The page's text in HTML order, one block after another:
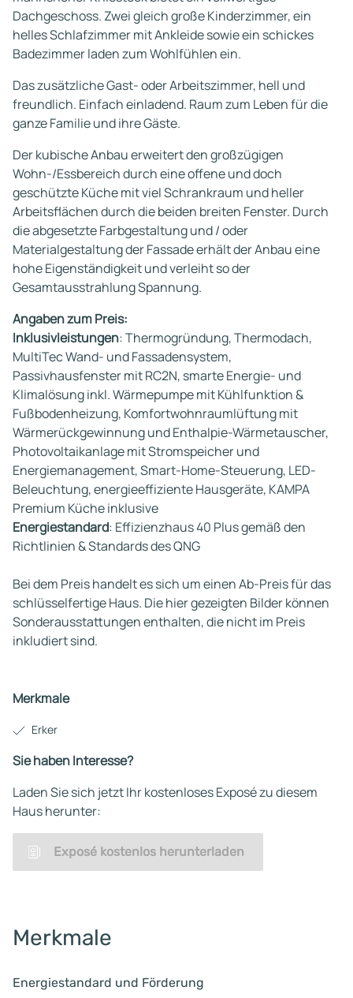
Dachgeschoss. Zwei gleich große Kinderzimmer, ein
helles Schlafzimmer mit Ankleide sowie ein schickes
Badezimmer laden zum Wohlfühlen ein.
Das zusätzliche Gast- oder Arbeitszimmer, hell und
freundlich. Einfach einladend. Raum zum Leben für die
ganze Familie und ihre Gäste.
Der kubische Anbau erweitert den großzügigen
Wohn-/Essbereich durch eine offene und doch
geschützte Küche mit viel Schrankraum und heller
Arbeitsflächen durch die beiden breiten Fenster. Durch
die abgesetzte Farbgestaltung und / oder
Materialgestaltung der Fassade erhält der Anbau eine
hohe Eigenständigkeit und verleiht so der
Gesamtausstrahlung Spannung.
Angaben zum Preis:
Inklusivleistungen: Thermogründung, Thermodach,
MultiTec Wand- und Fassadensystem,
Passivhausfenster mit RC2N, smarte Energie- und
Klimalösung inkl. Wärmepumpe mit Kühlfunktion &
Fußbodenheizung, Komfortwohnraumlüftung mit
Wärmerückgewinnung und Enthalpie-Wärmetauscher,
Photovoltaikanlage mit Stromspeicher und
Energiemanagement, Smart-Home-Steuerung, LED-
Beleuchtung, energieeffiziente Hausgeräte, KAMPA
Premium Küche inklusive
Energiestandard: Effizienzhaus 40 Plus gemäß den
Richtlinien & Standards des QNG
Bei dem Preis handelt es sich um einen Ab-Preis für das
schlüsselfertige Haus. Die hier gezeigten Bilder können
Sonderausstattungen enthalten, die nicht im Preis
inkludiert sind.
Merkmale
Erker
Sie haben Interesse?
Laden Sie sich jetzt Ihr kostenloses Exposé zu diesem
Haus herunter:
Exposé kostenlos herunterladen
Merkmale
Energiestandard und Förderung